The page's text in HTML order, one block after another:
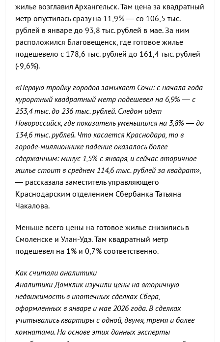
жилье возглавил Архангельск. Там цена за квадратный
метр опустилась сразу на 11,9% — со 106,5 тыс.
рублей в январе до 93,8 тыс. рублей в мае. За ним
расположился Благовещенск, где готовое жилье
подешевело с 178,6 тыс. рублей до 161,4 тыс. рублей
(-9,6%).
«Первую тройку городов замыкает Сочи: с начала года
курортный квадратный метр подешевел на 6,9% — с
253,4 тыс. до 236 тыс. рублей. Следом идет
Новороссийск, где показатель уменьшился на 3,8% — до
134,6 тыс. рублей. Что касается Краснодара, то в
городе-миллионнике падение оказалось более
сдержанным: минус 1,5% с января, и сейчас вторичное
жилье стоит в среднем 114,6 тыс. рублей за квадрат»,
— рассказала заместитель управляющего
Краснодарским отделением Сбербанка Татьяна
Чакалова.
Меньше всего цены на готовое жилье снизились в
Смоленске и Улан-Удэ. Там квадратный метр
подешевел на 1% и 0,7% соответственно.
Как считали аналитики
Аналитики Домклик изучили цены на вторичную
недвижимость в ипотечных сделках Сбера,
оформленных в январе и мае 2026 года. В сделках
учитывались квартиры с одной, двумя, тремя и более
комнатами. На основе этих данных эксперты